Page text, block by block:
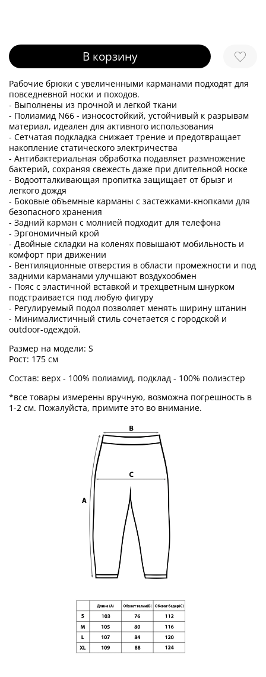
В корзину
Рабочие брюки с увеличенными карманами подходят для
повседневной носки и походов.
- Выполнены из прочной и легкой ткани
- Полиамид N66 - износостойкий, устойчивый к разрывам
материал, идеален для активного использования
- Сетчатая подкладка снижает трение и предотвращает
накопление статического электричества
- Антибактериальная обработка подавляет размножение
бактерий, сохраняя свежесть даже при длительной носке
- Водоотталкивающая пропитка защищает от брызг и
легкого дождя
- Боковые объемные карманы с застежками-кнопками для
безопасного хранения
- Задний карман с молнией подходит для телефона
- Эргономичный крой
- Двойные складки на коленях повышают мобильность и
комфорт при движении
- Вентиляционные отверстия в области промежности и под
задними карманами улучшают воздухообмен
- Пояс с эластичной вставкой и трехцветным шнурком
подстраивается под любую фигуру
- Регулируемый подол позволяет менять ширину штанин
- Минималистичный стиль сочетается с городской и
outdoor-одеждой.
Размер на модели: S
Рост: 175 см
Состав: верх - 100% полиамид, подклад - 100% полиэстер
*все товары измерены вручную, возможна погрешность в
1-2 см. Пожалуйста, примите это во внимание.